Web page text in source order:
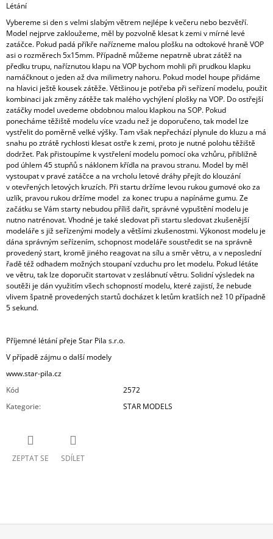
Létání
Vybereme si den s velmi slabým větrem nejlépe k večeru nebo bezvětří.
Model nejprve zakloužeme, měl by pozvolně klesat k zemi v mírné levé
zatáčce. Pokud padá příkře nařízneme malou plošku na odtokové hraně VOP
asi o rozměrech 5x15mm. Případně můžeme nepatrně ubrat zátěž na
předku trupu, naříznutou klapu na VOP bychom mohli při prudkou klapku
namáčknout o jeden až dva milimetry nahoru. Pokud model houpe přidáme
na hlavici ještě kousek zátěže. Většinou je potřeba při seřízení modelu, použit
kombinaci jak změny zátěže tak malého vychýlení plošky na VOP. Do ostřejší
zatáčky model uvedeme obdobnou malou klapkou na SOP. Pokud
ponecháme těžiště modelu více vzadu než je doporučeno, tak model lze
vystřelit do poměrně velké výšky. Tam však nepřechází plynule do kluzu a má
snahu po ztrátě rychlosti klesat ostře k zemi, proto je nutné polohu těžiště
dodržet. Pak přistoupíme k vystřelení modelu pomocí oka vzhůru, přibližně
pod úhlem 45 stupňů s náklonem křídla na pravou stranu. Model by měl
vystoupat v pravé zatáčce a na vrcholu letové dráhy přejít do klouzání
v otevřených letových kruzích. Při startu držíme levou rukou gumové oko za
uzlík, pravou rukou držíme model za konec trupu a napínáme gumu. Ze
začátku se Vám starty nebudou příliš dařit, správné vypuštění modelu je
nutno natrénovat. Vhodné je také sledovat při startu sledovat zkušenější
modeláře s již seřízenými modely a většími zkušenostmi. Výkonost modelu je
dána správným seřízením, schopnost modeláře soustředit se na správně
provedený start, kromě jiného reagovat na sílu a směr větru, a v neposlední
řadě též odhadem možných stoupaní vzduchu pro let modelu. Pokud létáte
ve větru, tak lze doporučit startovat v zeslábnutí větru. Solidní výsledek na
soutěži je dán využitím všech schopností modelu, které zajistí, že nebude
vlivem špatně provedených startů docházet k letům kratších než 10 případně
5 sekund.
Příjemné létání přeje Star Pila s.r.o.
V případě zájmu o další modely
www.star-pila.cz
Kód
2572
Kategorie: STAR MODELS
ZEPTAT SE SDÍLET